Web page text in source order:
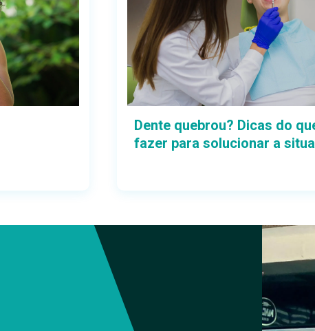
Dente quebrou? Dicas do
fazer para solucionar a